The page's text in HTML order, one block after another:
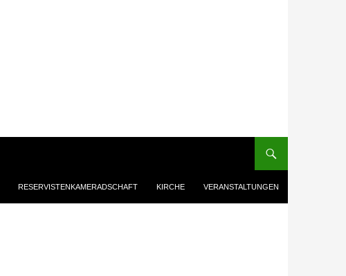
RESERVISTENKAMERADSCHAFT KIRCHE VERANSTALTUNGEN